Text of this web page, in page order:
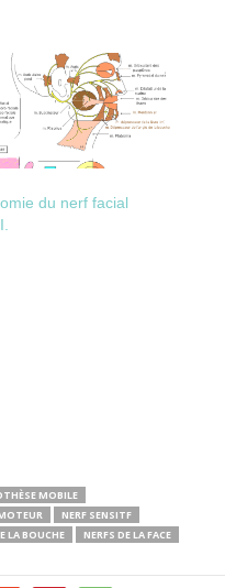
du nerf facial
MOBILE
NERF SENSITF
LA BOUCHE
NERFS DE LA FACE